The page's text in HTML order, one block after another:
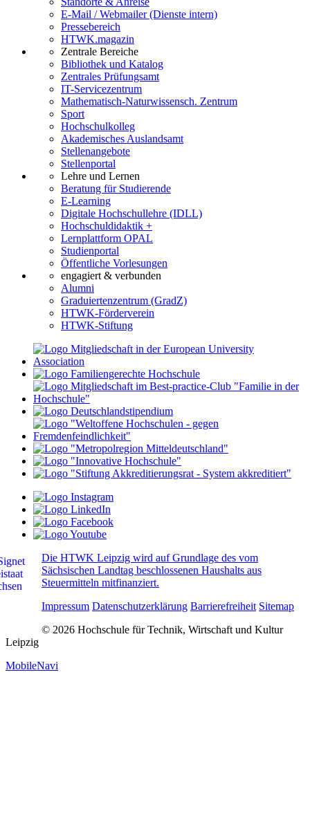
E-Mail / Webmailer (Dienste intern)
Pressebereich
HTWK.magazin
Zentrale Bereiche
Bibliothek und Katalog
Zentrales Prüfungsamt
IT-Servicezentrum
Mathematisch-Naturwissensch. Zentrum
Sport
Hochschulkolleg
Akademisches Auslandsamt
Stellenangebote
Stellenportal
Lehre und Lernen
Beratung für Studierende
E-Learning
Digitale Hochschullehre (IDLL)
Hochschuldidaktik +
Lernplattform OPAL
Studienportal
Öffentliche Vorlesungen
engagiert & verbunden
Alumni
Graduiertenzentrum (GradZ)
HTWK-Förderverein
HTWK-Stiftung
Die HTWK Leipzig wird auf Grundlage des vom
Sächsischen Landtag beschlossenen Haushalts aus
Steuermitteln mitfinanziert.
Impressum Datenschutzerklärung Barrierefreiheit Sitemap
© 2026 Hochschule für Technik, Wirtschaft und Kultur
Leipzig
MobileNavi